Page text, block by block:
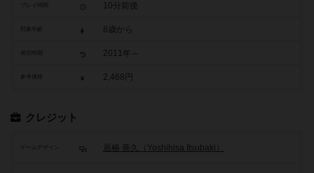
10分前後
8歳から
2011年～
参考価格 2,468円
クレジット
ゲームデザイン 居椿 善久（Yoshihisa Itsubaki）